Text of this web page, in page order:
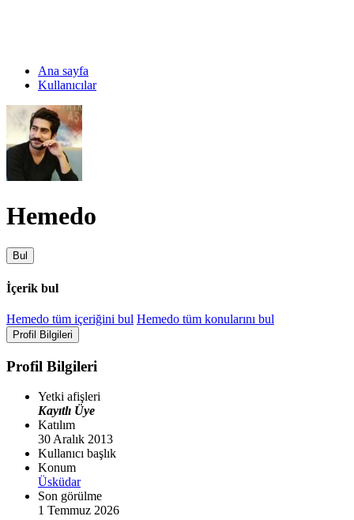
Ana sayfa
Kullanıcılar
Hemedo
Bul
İçerik bul
Hemedo tüm içeriğini bul Hemedo tüm konularını bul
Profil Bilgileri
Profil Bilgileri
Yetki afişleri
Kayıtlı Üye
Katılım
30 Aralık 2013
Kullanıcı başlık
Konum
Üsküdar
Son görülme
1 Temmuz 2026